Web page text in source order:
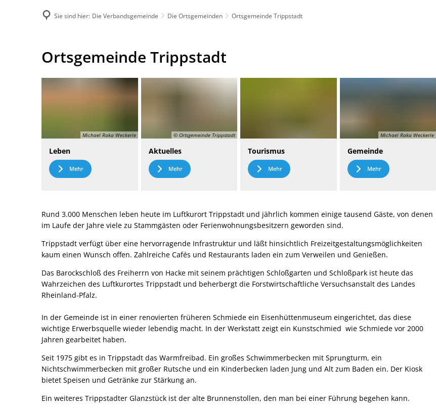
Sie sind hier: Die Verbandsgemeinde Die Ortsgemeinden Ortsgemeinde Trippstadt
Ortsgemeinde
Trippstadt
Ortsgemeinde Trippstadt
Michael Raka Weckerle
Leben
Mehr
© Ortsgemeinde Trippstadt
Aktuelles
Mehr
Tourismus
Mehr
Michael Raka Weckerle
Gemeinde
Mehr
Rund 3.000 Menschen leben heute im Luftkurort Trippstadt und jährlich kommen einige tausend Gäste, von denen
im Laufe der Jahre viele zu Stammgästen oder Ferienwohnungsbesitzern geworden sind.
Trippstadt verfügt über eine hervorragende Infrastruktur und läßt hinsichtlich Freizeitgestaltungsmöglichkeiten
kaum einen Wunsch offen. Zahlreiche Cafés und Restaurants laden ein zum Verweilen und Genießen.
Das Barockschloß des Freiherrn von Hacke mit seinem prächtigen Schloßgarten und Schloßpark ist heute das
Wahrzeichen des Luftkurortes Trippstadt und beherbergt die Forstwirtschaftliche Versuchsanstalt des Landes
Rheinland-Pfalz.
In der Gemeinde ist in einer renovierten früheren Schmiede ein Eisenhüttenmuseum eingerichtet, das diese
wichtige Erwerbsquelle wieder lebendig macht. In der Werkstatt zeigt ein Kunstschmied wie Schmiede vor 2000
Jahren gearbeitet haben.
Seit 1975 gibt es in Trippstadt das Warmfreibad. Ein großes Schwimmerbecken mit Sprungturm, ein
Nichtschwimmerbecken mit großer Rutsche und ein Kinderbecken laden Jung und Alt zum Baden ein. Der Kiosk
bietet Speisen und Getränke zur Stärkung an.
Ein weiteres Trippstadter Glanzstück ist der alte Brunnenstollen, den man bei einer Führung begehen kann.